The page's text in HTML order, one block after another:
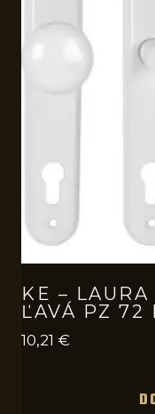
KE –
ĽAVÁ PZ 72
10,21 €